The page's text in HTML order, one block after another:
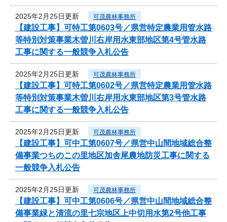
2025年2月25日更新 可茂農林事務所
【建設工事】可特工第0603号／県営特定農業用管水路
等特別対策事業木曽川右岸用水東部地区第4号管水路
工事に関する一般競争入札公告
2025年2月25日更新 可茂農林事務所
【建設工事】可特工第0602号／県営特定農業用管水路
等特別対策事業木曽川右岸用水東部地区第3号管水路
工事に関する一般競争入札公告
2025年2月25日更新 可茂農林事務所
【建設工事】可中工第0607号／県営中山間地域総合整
備事業つちのこの里地区加舎尾農地防災工事に関する
一般競争入札公告
2025年2月25日更新 可茂農林事務所
【建設工事】可中工第0606号／県営中山間地域総合整
備事業緑と清流の里七宗地区上中切用水第2号他工事